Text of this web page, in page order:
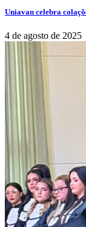
Uniavan celebra
4 de agosto de 2025